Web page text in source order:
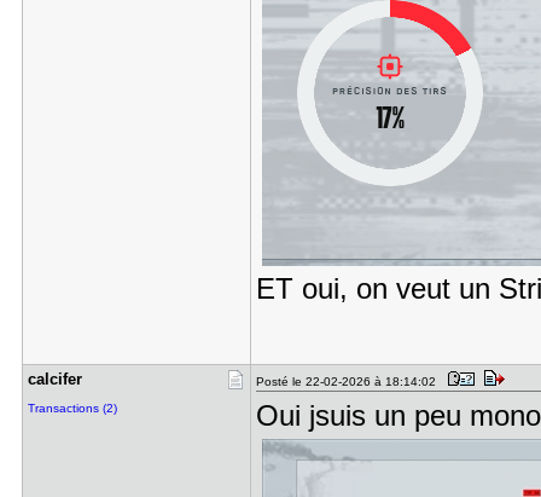
ET oui, on veut un
calcifer
Transactions (2)
Posté le 22-02-2026 à 18:14:02
Oui jsuis un peu